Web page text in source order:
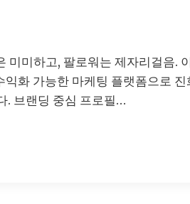
미하고, 팔로워는 제자리걸음.
화 가능한 마케팅 플랫폼으로
. 브랜딩 중심 프로필…